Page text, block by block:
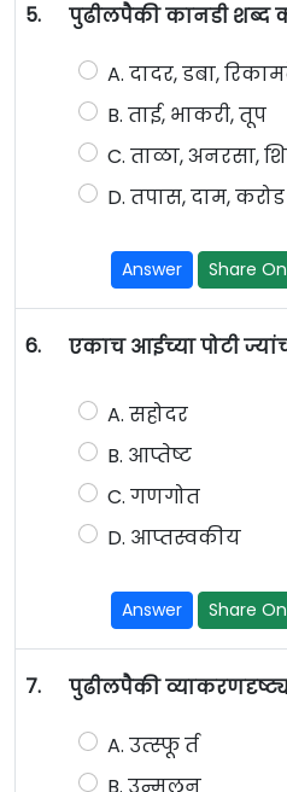
5. पुढीलपैकी कानडी शब्द
A. दादर, डबा,
B. ताई, भाकरी, तूप
C. ताळा, अनरसा,
D. तपास, दाम, करोड
Answer Share
6. एकाच आईच्या पोटी
A. सहोदर
B. आप्तेष्ट
C. गणगोत
D. आप्तस्वकीय
Answer Share
7. पुढीलपैकी
A. उत्स्फू र्त